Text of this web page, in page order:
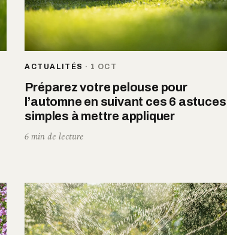
ACTUALITÉS · 1 OCT
Préparez votre pelouse pour
l’automne en suivant ces 6 astuces
simples à mettre appliquer
6 min de lecture